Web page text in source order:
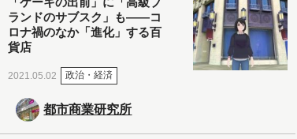
ランドのサブスク」も――コ
ロナ禍のなか「進化」する百
貨店
2021.05.02 政治・経済
都市商業研究所